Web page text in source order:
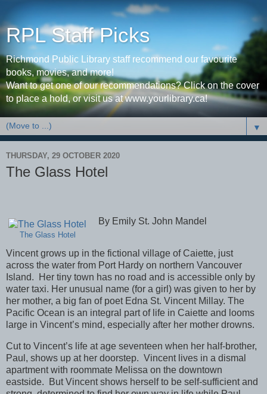
RPL Staff Picks
Richmond Public Library staff recommend our favourite
books, movies, and more!
Want to get one of our recommendations? Click on the cover
to place a hold, or visit us at www.yourlibrary.ca!
▼
THURSDAY, 29 OCTOBER 2020
The Glass Hotel
The Glass Hotel
By Emily St. John Mandel
Vincent grows up in the fictional village of Caiette, just
across the water from Port Hardy on northern Vancouver
Island.
Her tiny town has no road and is accessible only by
water taxi. Her unusual name (for a girl) was given to her by
her mother, a big fan of poet Edna St. Vincent Millay. The
Pacific Ocean is an integral part of life in Caiette and looms
large in Vincent’s mind, especially after her mother drowns.
Cut to Vincent’s life at age seventeen when her half-brother,
Paul, shows up at her doorstep. Vincent lives in a dismal
apartment with roommate Melissa on the downtown
eastside.
But Vincent shows herself to be self-sufficient and